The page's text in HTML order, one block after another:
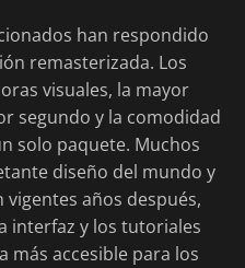
han respondido
remasterizada. Los
visuales, la mayor
segundo y la comodidad
solo paquete. Muchos
diseño del mundo y
años después,
interfaz y los tutoriales
más accesible para los